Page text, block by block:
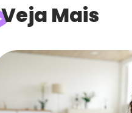
Veja Mais